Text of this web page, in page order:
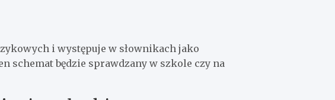
i występuje w słownikach jako
schemat będzie sprawdzany w szkole czy na